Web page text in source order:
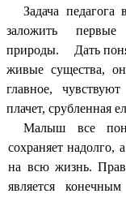
Задача педагога
заложить первые
природы. Дать
живые существа,
главное,
плачет, срубленная
Малыш все
сохраняет
на всю жизнь.
является